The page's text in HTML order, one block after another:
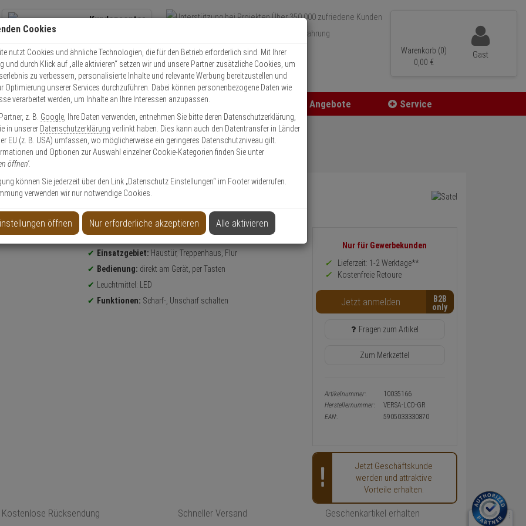
Kundencenter
Kontaktservice nutzen
Mo. - Do.: 8:00 - 16:30 Fr. 8:00 - 14:00 Uhr
Über 350.000 zufriedene Kunden
Über 15 Jahre Erfahrung
Schneller Versand
Warenkorb (0)
0, 00 €
Gast
Zutritt Einbruch Angebote Service
LCD-GR Bedienteil mit Display
Display
Produktinformationen
Bedienteil
Einsatzgebiet: Haustür, Treppenhaus, Flur
Bedienung: direkt am Gerät, per Tasten
Leuchtmittel: LED
Funktionen: Scharf-, Unscharf schalten
Informationen
Preis,
Verfügbakeit
Warenkorb-
oder
Konfigurieren-
Nur für Gewerbekunden
Lieferzeit: 1-2 Werktage**
Kostenfreie Retoure
Jetzt anmelden B2B
Fragen zum Artikel
Zum Merkzettel
Artikelnummer:
10035166
Herstellernummer:
VERSA-LCD-GR
EAN:
5905033330870
Jetzt Geschäftskunde
werden und attraktive
Vorteile erhalten.
Kostenlose Rücksendung Schneller Versand Geschenkartikel erhalten
Cookies
nutzt Cookies und ähnliche Technologien, die für den Betrieb erforderlich sind. Mit Ihrer
und durch Klick auf „alle aktivieren“ setzen wir und unsere Partner zusätzliche Cookies, um
zu verbessern, personalisierte Inhalte und relevante Werbung bereitzustellen und
Optimierung unserer Services durchzuführen. Dabei können personenbezogene Daten wie
verarbeitet werden, um Inhalte an Ihre Interessen anzupassen.
z. B. Google , Ihre Daten verwenden, entnehmen Sie bitte deren Datenschutzerklärung,
in unserer Datenschutzerklärung verlinkt haben. Dies kann auch den Datentransfer in Länder
EU (z. B. USA) umfassen, wo möglicherweise ein geringeres Datenschutzniveau gilt.
und Optionen zur Auswahl einzelner Cookie-Kategorien finden Sie unter
öffnen'.
können Sie jederzeit über den Link „Datenschutz Einstellungen“ im Footer widerrufen.
verwenden wir nur notwendige Cookies.
öffnen Nur erforderliche akzeptieren Alle aktivieren